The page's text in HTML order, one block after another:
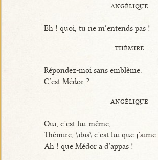
angélique
Eh ! quoi, tu ne m’entends pas !
thémire
Répondez-moi sans emblème.
C’est Médor ?
angélique
Oui, c’est lui-même,
Thémire, \ibis\ c’est lui que j’aime.
Ah ! que Médor a d’appas !